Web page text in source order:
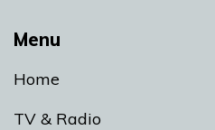
Menu
Home
TV & Radio